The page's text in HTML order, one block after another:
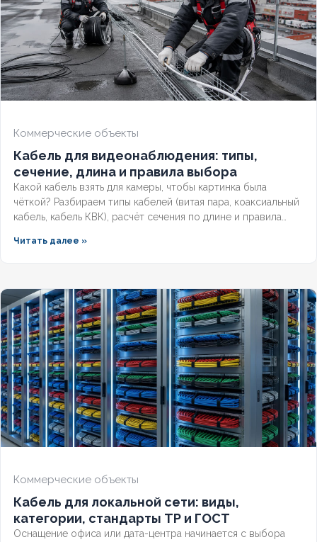
Коммерческие объекты
Кабель для видеонаблюдения: типы,
сечение, длина и правила выбора
Какой кабель взять для камеры, чтобы картинка была
чёткой? Разбираем типы кабелей (витая пара, коаксиальный
кабель, кабель КВК), расчёт сечения по длине и правила
потери сигнала.
Читать далее »
Коммерческие объекты
Кабель для локальной сети: виды,
категории, стандарты ТР и ГОСТ
Оснащение офиса или дата-центра начинается с выбора